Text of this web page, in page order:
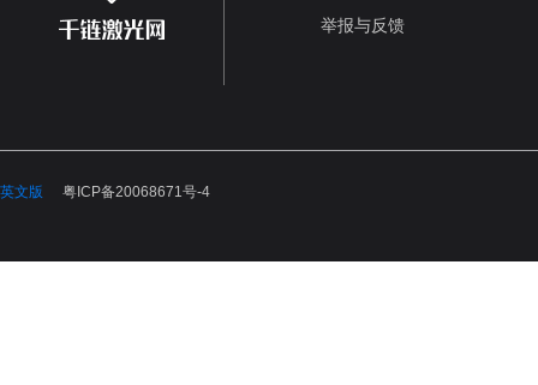
举报与反馈
英文版 粤ICP备20068671号-4